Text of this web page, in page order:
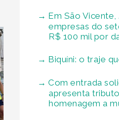
Em São
empresas do
R$ 100 mil por
Biquíni: o traje
Com entrada
apresenta
homenagem a